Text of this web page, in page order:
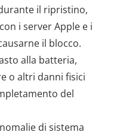
il ripristino,
i server Apple e i
il blocco.
alla batteria,
o altri danni fisici
del
di sistema